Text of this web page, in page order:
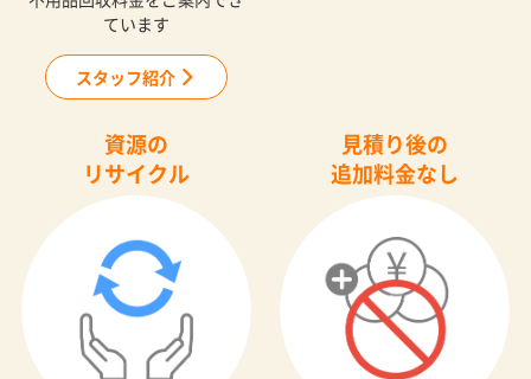
ています
スタッフ紹介
資源の
リサイクル
見積り後の
追加料金なし